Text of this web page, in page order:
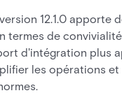
12.1.0 apporte
termes de
d'intégration plus
les opérations et